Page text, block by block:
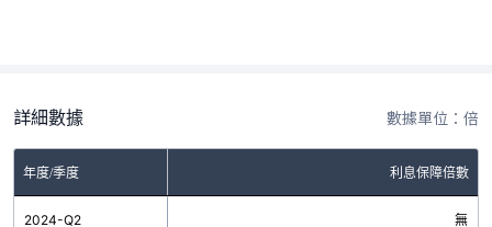
詳細數據 數據單位：倍
年度/季度 利息保障倍數
2024-Q2 無